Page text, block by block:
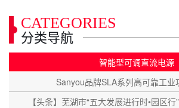
CATEGORIES
分类导航
智能型可调直流电源
Sanyou品牌SLA系列高可靠工业
【头条】芜湖市“五大发展进行时•园区